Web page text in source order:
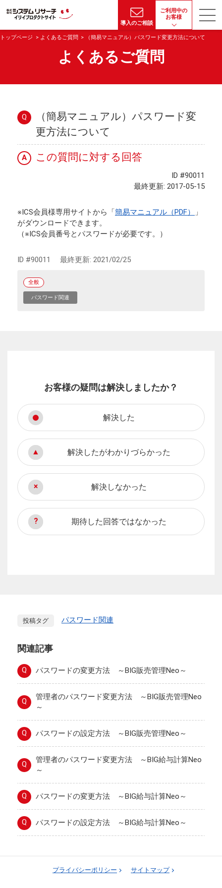
導入のご相談
ご利用中の
お客様
トップページ よくあるご質問 （簡易マニュアル）パスワード変更方法について
よくあるご質問
Q
（簡易マニュアル）パスワード変
更方法について
A この質問に対する回答
ID #90011
最終更新: 2017-05-15
※ICS会員様専用サイトから「簡易マニュアル（PDF）
」
がダウンロードできます。
（※ICS会員番号とパスワードが必要です。）
ID #90011 最終更新: 2021/02/25
全般
パスワード関連
お客様の疑問は解決しましたか？
解決した
解決したがわかりづらかった
解決しなかった
期待した回答ではなかった
投稿タグ パスワード関連
関連記事
Q パスワードの変更方法 ～BIG販売管理Neo～
Q
管理者のパスワード変更方法 ～BIG販売管理Neo
～
Q パスワードの設定方法 ～BIG販売管理Neo～
Q
管理者のパスワード変更方法 ～BIG給与計算Neo
～
Q パスワードの変更方法 ～BIG給与計算Neo～
Q パスワードの設定方法 ～BIG給与計算Neo～
プライバシーポリシー サイトマップ